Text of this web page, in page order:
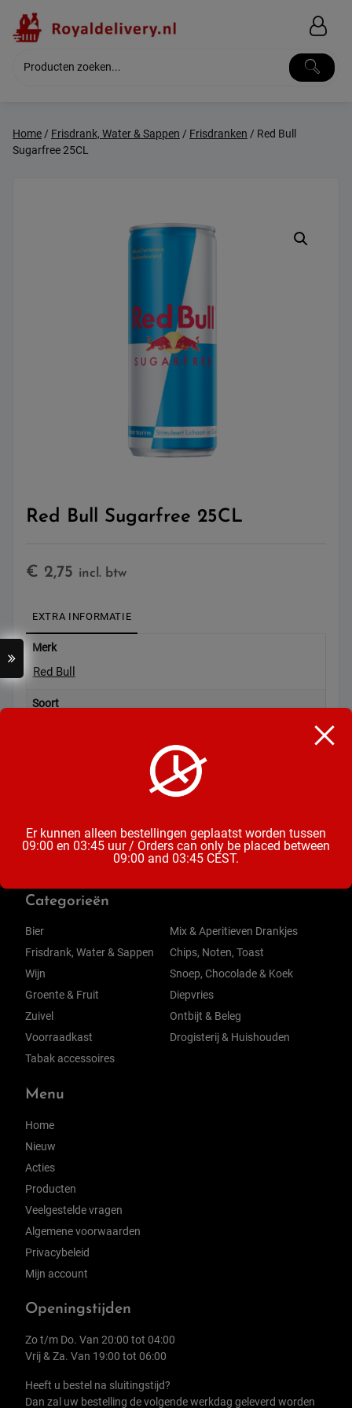
content
Home/ Frisdrank, Water & Sappen / Frisdranken / Red Bull
Sugarfree 25CL
Red Bull Sugarfree 25CL
€ 2,75 incl. btw
EXTRA INFORMATIE
Merk
Red Bull
Soort
Categorieën
Bier
Frisdrank, Water & Sappen
Wijn
Groente & Fruit
Zuivel
Voorraadkast
Tabak accessoires
Mix & Aperitieven Drankjes
Chips, Noten, Toast
Snoep, Chocolade & Koek
Diepvries
Ontbijt & Beleg
Drogisterij & Huishouden
Menu
Home
Nieuw
Acties
Producten
Veelgestelde vragen
Algemene voorwaarden
Privacybeleid
Mijn account
Openingstijden
Zo t/m Do. Van 20:00 tot 04:00
Vrij & Za. Van 19:00 tot 06:00
Heeft u bestel na sluitingstijd?
Dan zal uw bestelling de volgende werkdag geleverd worden
Er kunnen alleen bestellingen geplaatst worden tussen
09:00 en 03:45 uur / Orders can only be placed between
09:00 and 03:45 CEST.